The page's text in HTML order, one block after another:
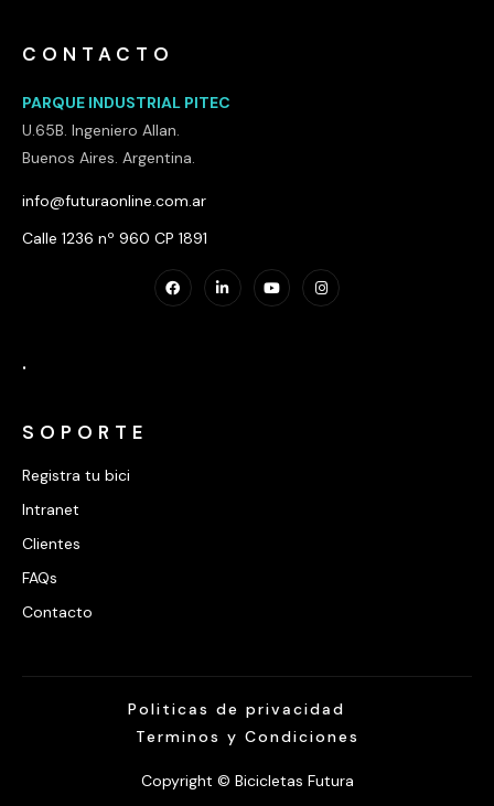
CONTACTO
PARQUE INDUSTRIAL PITEC
U.65B. Ingeniero Allan.
Buenos Aires. Argentina.
info@futuraonline.com.ar
Calle 1236 nº 960 CP 1891
.
SOPORTE
Registra tu bici
Intranet
Clientes
FAQs
Contacto
Copyright © Bicicletas Futura
Politicas de privacidad
Terminos y Condiciones